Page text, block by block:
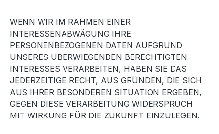
WENN WIR IM RAHMEN EINER
INTERESSENABWÄGUNG IHRE
PERSONENBEZOGENEN DATEN AUFGRUND
UNSERES ÜBERWIEGENDEN BERECHTIGTEN
INTERESSES VERARBEITEN, HABEN SIE DAS
JEDERZEITIGE RECHT, AUS GRÜNDEN, DIE SICH
AUS IHRER BESONDEREN SITUATION ERGEBEN,
GEGEN DIESE VERARBEITUNG WIDERSPRUCH
MIT WIRKUNG FÜR DIE ZUKUNFT EINZULEGEN.